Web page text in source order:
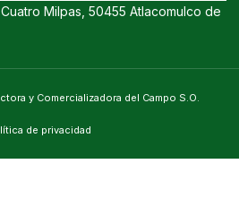
Milpas, 50455 Atlacomulco de
y Comercializadora del Campo S.O.
de privacidad